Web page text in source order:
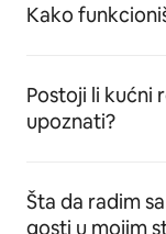
Kako
Postoji li kućni
upoznati?
Šta da radim
gosti u mojim